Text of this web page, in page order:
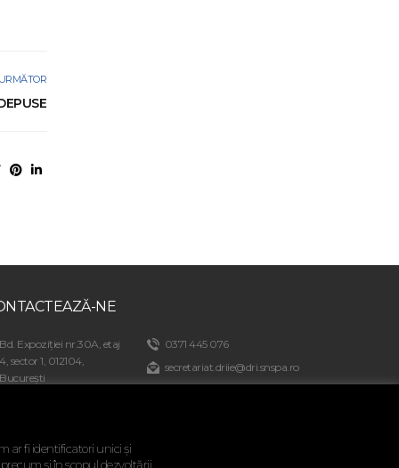
URMĂTOR
NE
Bd. Expoziției nr.30A, etaj
4, sector 1, 012104,
București
0371 445 076
secretariat.driie@dri.snspa.ro
ar fi identificatori unici și
și în scopul dezvoltării